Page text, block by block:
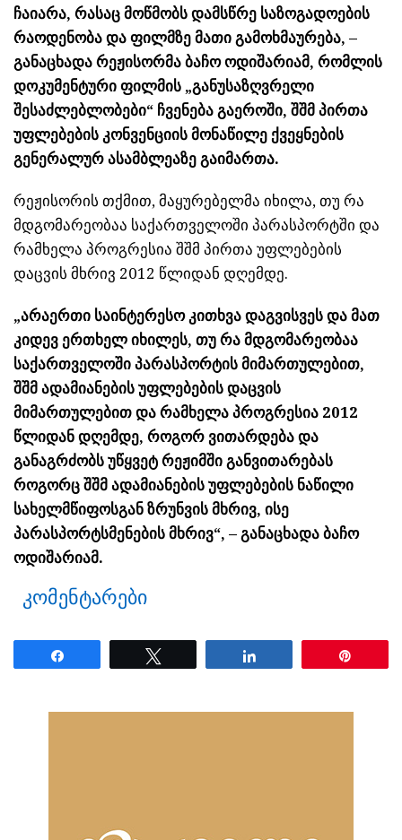
ჩაიარა, რასაც მოწმობს დამსწრე საზოგადოების
რაოდენობა და ფილმზე მათი გამოხმაურება, –
განაცხადა რეჟისორმა ბაჩო ოდიშარიამ, რომლის
დოკუმენტური ფილმის „განუსაზღვრელი
შესაძლებლობები“ ჩვენება გაეროში, შშმ პირთა
უფლებების კონვენციის მონაწილე ქვეყნების
გენერალურ ასამბლეაზე გაიმართა.
რეჟისორის თქმით, მაყურებელმა იხილა, თუ რა
მდგომარეობაა საქართველოში პარასპორტში და
რამხელა პროგრესია შშმ პირთა უფლებების
დაცვის მხრივ 2012 წლიდან დღემდე.
„არაერთი საინტერესო კითხვა დაგვისვეს და მათ
კიდევ ერთხელ იხილეს, თუ რა მდგომარეობაა
საქართველოში პარასპორტის მიმართულებით,
შშმ ადამიანების უფლებების დაცვის
მიმართულებით და რამხელა პროგრესია 2012
წლიდან დღემდე, როგორ ვითარდება და
განაგრძობს უწყვეტ რეჟიმში განვითარებას
როგორც შშმ ადამიანების უფლებების ნაწილი
სახელმწიფოსგან ზრუნვის მხრივ, ისე
პარასპორტსმენების მხრივ“, – განაცხადა ბაჩო
ოდიშარიამ.
კომენტარები